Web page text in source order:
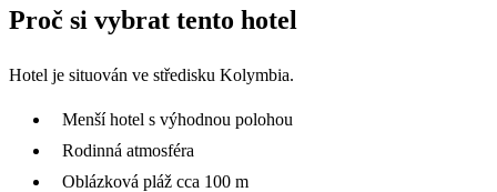
Proč si vybrat tento hotel
Hotel je situován ve středisku Kolymbia.
Menší hotel s výhodnou polohou
Rodinná atmosféra
Oblázková pláž cca 100 m